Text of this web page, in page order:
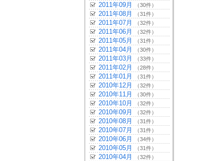
2011年09月 （30件）
2011年08月 （31件）
2011年07月 （32件）
2011年06月 （32件）
2011年05月 （31件）
2011年04月 （30件）
2011年03月 （33件）
2011年02月 （28件）
2011年01月 （31件）
2010年12月 （32件）
2010年11月 （30件）
2010年10月 （32件）
2010年09月 （32件）
2010年08月 （31件）
2010年07月 （31件）
2010年06月 （34件）
2010年05月 （31件）
2010年04月 （32件）